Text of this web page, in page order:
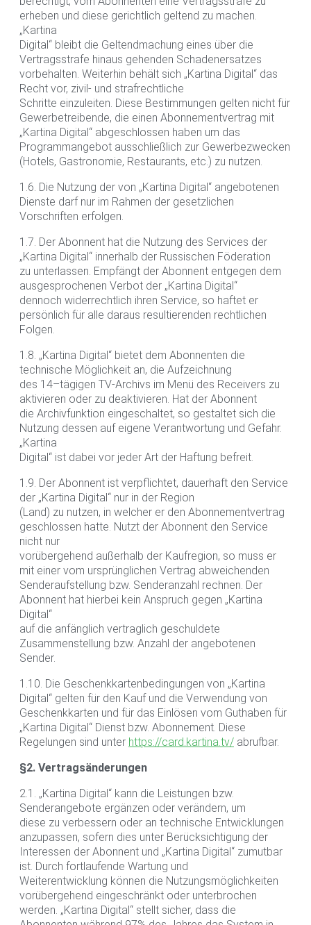
erheben und diese gerichtlich geltend zu machen.
„Kartina
Digital“ bleibt die Geltendmachung eines über die
Vertragsstrafe hinaus gehenden Schadenersatzes
vorbehalten. Weiterhin behält sich „Kartina Digital“ das
Recht vor, zivil- und strafrechtliche
Schritte einzuleiten. Diese Bestimmungen gelten nicht für
Gewerbetreibende, die einen Abonnementvertrag mit
„Kartina Digital“ abgeschlossen haben um das
Programmangebot ausschließlich zur Gewerbezwecken
(Hotels, Gastronomie, Restaurants, etс.) zu nutzen.
1.6. Die Nutzung der von „Kartina Digital“ angebotenen
Dienste darf nur im Rahmen der gesetzlichen
Vorschriften erfolgen.
1.7. Der Abonnent hat die Nutzung des Services der
„Kartina Digital“ innerhalb der Russischen Föderation
zu unterlassen. Empfängt der Abonnent entgegen dem
ausgesprochenen Verbot der „Kartina Digital“
dennoch widerrechtlich ihren Service, so haftet er
persönlich für alle daraus resultierenden rechtlichen
Folgen.
1.8. „Kartina Digital“ bietet dem Abonnenten die
technische Möglichkeit an, die Aufzeichnung
des 14–tägigen TV-Archivs im Menü des Receivers zu
aktivieren oder zu deaktivieren. Hat der Abonnent
die Archivfunktion eingeschaltet, so gestaltet sich die
Nutzung dessen auf eigene Verantwortung und Gefahr.
„Kartina
Digital“ ist dabei vor jeder Art der Haftung befreit.
1.9. Der Abonnent ist verpflichtet, dauerhaft den Service
der „Kartina Digital“ nur in der Region
(Land) zu nutzen, in welcher er den Abonnementvertrag
geschlossen hatte. Nutzt der Abonnent den Service
nicht nur
vorübergehend außerhalb der Kaufregion, so muss er
mit einer vom ursprünglichen Vertrag abweichenden
Senderaufstellung bzw. Senderanzahl rechnen. Der
Abonnent hat hierbei kein Anspruch gegen „Kartina
Digital“
auf die anfänglich vertraglich geschuldete
Zusammenstellung bzw. Anzahl der angebotenen
Sender.
1.10. Die Geschenkkartenbedingungen von „Kartina
Digital“ gelten für den Kauf und die Verwendung von
Geschenkkarten und für das Einlösen vom Guthaben für
„Kartina Digital“ Dienst bzw. Abonnement. Diese
Regelungen sind unter https://card.kartina.tv/ abrufbar.
§2. Vertragsänderungen
2.1. „Kartina Digital“ kann die Leistungen bzw.
Senderangebote ergänzen oder verändern, um
diese zu verbessern oder an technische Entwicklungen
anzupassen, sofern dies unter Berücksichtigung der
Interessen der Abonnent und „Kartina Digital“ zumutbar
ist. Durch fortlaufende Wartung und
Weiterentwicklung können die Nutzungsmöglichkeiten
vorübergehend eingeschränkt oder unterbrochen
werden. „Kartina Digital“ stellt sicher, dass die